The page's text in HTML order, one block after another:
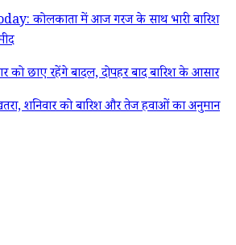
कोलकाता में आज गरज के साथ भारी बारिश
को छाए रहेंगे बादल, दोपहर बाद बारिश के आसार
शनिवार को बारिश और तेज हवाओं का अनुमान